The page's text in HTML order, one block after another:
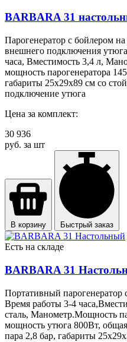
BARBARA 31
Парогенератор с бойлером
внешнего подключения
часа, Вместимость 3,4 л,
мощность парогенератора
габариты 25х29х89 см со
подключение утюга
Цена за комплект:
30 936
руб. за шт
В корзину Быстрый заказ
Есть на складе
BARBARA 31
Портативный парогенератор
Время работы 3-4
сталь, Манометр.Мощность
мощность утюга 800Вт,
пара 2,8 бар, габариты